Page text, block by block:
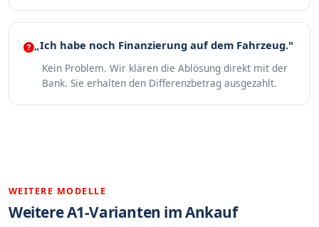
„Ich habe noch Finanzierung auf dem Fahrzeug."
Kein Problem. Wir klären die Ablösung direkt mit der
Bank. Sie erhalten den Differenzbetrag ausgezahlt.
WEITERE MODELLE
Weitere A1-Varianten im Ankauf